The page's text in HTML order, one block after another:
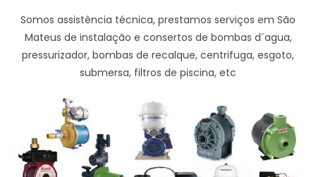
Somos assistência técnica, prestamos serviços em São
Mateus de instalação e consertos de bombas d´agua,
pressurizador, bombas de recalque, centrifuga, esgoto,
submersa, filtros de piscina, etc